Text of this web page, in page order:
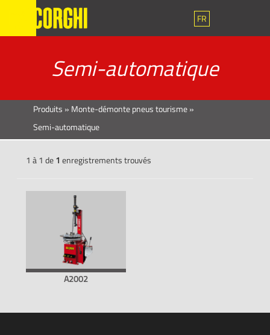
FR
Semi-automatique
Produits » Monte-démonte pneus tourisme»
Semi-automatique
1 à 1 de1 enregistrements trouvés
A2002